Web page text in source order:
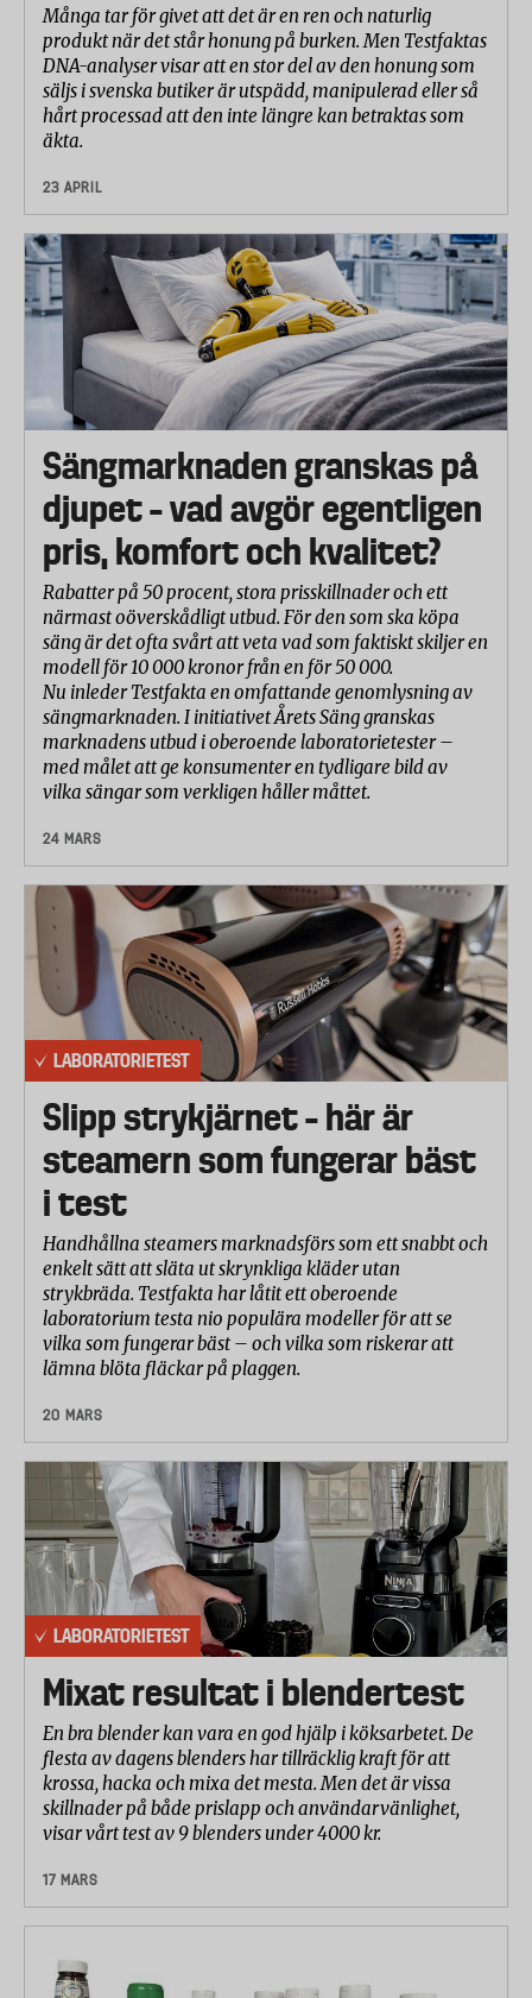
Många tar för givet att det är en ren och naturlig
produkt när det står honung på burken. Men Testfaktas
DNA-analyser visar att en stor del av den honung som
säljs i svenska butiker är utspädd, manipulerad eller så
hårt processad att den inte längre kan betraktas som
äkta.
23 APRIL
Sängmarknaden granskas på
djupet – vad avgör egentligen
pris, komfort och kvalitet?
Rabatter på 50 procent, stora prisskillnader och ett
närmast oöverskådligt utbud. För den som ska köpa
säng är det ofta svårt att veta vad som faktiskt skiljer en
modell för 10 000 kronor från en för 50 000.
Nu inleder Testfakta en omfattande genomlysning av
sängmarknaden. I initiativet Årets Säng granskas
marknadens utbud i oberoende laboratorietester –
med målet att ge konsumenter en tydligare bild av
vilka sängar som verkligen håller måttet.
24 MARS
LABORATORIETEST
Slipp strykjärnet – här är
steamern som fungerar bäst
i test
Handhållna steamers marknadsförs som ett snabbt och
enkelt sätt att släta ut skrynkliga kläder utan
strykbräda. Testfakta har låtit ett oberoende
laboratorium testa nio populära modeller för att se
vilka som fungerar bäst – och vilka som riskerar att
lämna blöta fläckar på plaggen.
20 MARS
LABORATORIETEST
Mixat resultat i blendertest
En bra blender kan vara en god hjälp i köksarbetet. De
flesta av dagens blenders har tillräcklig kraft för att
krossa, hacka och mixa det mesta. Men det är vissa
skillnader på både prislapp och användarvänlighet,
visar vårt test av 9 blenders under 4000 kr.
17 MARS